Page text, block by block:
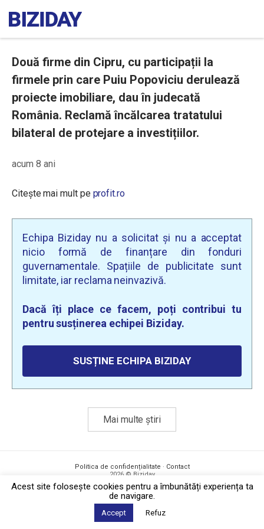
Două firme din Cipru, cu participații la
firmele prin care Puiu Popoviciu derulează
proiecte imobiliare, dau în judecată
România. Reclamă încălcarea tratatului
bilateral de protejare a investițiilor.
acum 8 ani
Citește mai mult pe profit.ro
Echipa Biziday nu a solicitat și nu a acceptat
nicio formă de finanțare din fonduri
guvernamentale. Spațiile de publicitate sunt
limitate, iar reclama neinvazivă.
Dacă îți place ce facem, poți contribui tu
pentru susținerea echipei Biziday.
SUSȚINE ECHIPA BIZIDAY
Mai multe știri
Politica de confidențialitate · Contact
2026 © Biziday
Acest site foloseşte cookies pentru a îmbunătăți experiența ta
de navigare.
Accept Refuz